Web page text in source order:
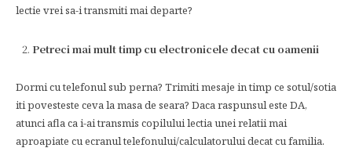
lectie vrei sa-i transmiti mai departe?
Petreci mai mult timp cu electronicele decat cu oamenii
Dormi cu telefonul sub perna? Trimiti mesaje in timp ce sotul/sotia
iti povesteste ceva la masa de seara? Daca raspunsul este DA,
atunci afla ca i-ai transmis copilului lectia unei relatii mai
aproapiate cu ecranul telefonului/calculatorului decat cu familia.